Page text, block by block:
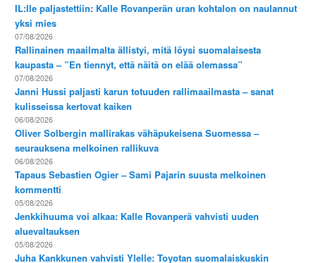
IL:lle paljastettiin: Kalle Rovanperän uran kohtalon on naulannut
yksi mies
07/08/2026
Rallinainen maailmalta ällistyi, mitä löysi suomalaisesta
kaupasta – ”En tiennyt, että näitä on elää olemassa”
07/08/2026
Janni Hussi paljasti karun totuuden rallimaailmasta – sanat
kulisseissa kertovat kaiken
06/08/2026
Oliver Solbergin mallirakas vähäpukeisena Suomessa –
seurauksena melkoinen rallikuva
06/08/2026
Tapaus Sebastien Ogier – Sami Pajarin suusta melkoinen
kommentti
05/08/2026
Jenkkihuuma voi alkaa: Kalle Rovanperä vahvisti uuden
aluevaltauksen
05/08/2026
Juha Kankkunen vahvisti Ylelle: Toyotan suomalaiskuskin